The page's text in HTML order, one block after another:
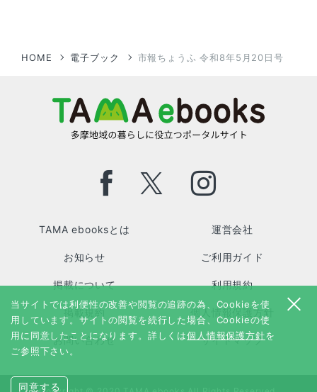
HOME 電子ブック 市報ちょうふ 令和8年5月20日号
TAMA ebooksとは 運営会社
お知らせ ご利用ガイド
掲載について 利用規約
掲載規約 個人情報保護方針
お問い合わせ サイトマップ
当サイトでは利便性の改善や閲覧の追跡の為、Cookieを使
用しています。サイトの閲覧を続行した場合、Cookieの使
用に同意したことになります。詳しくは個人情報保護方針を
ご参照下さい。
同意する